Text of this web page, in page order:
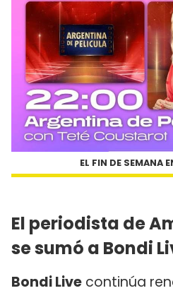
EL FIN DE SEMANA
El periodista de
se sumó a Bondi
Bondi Live continúa